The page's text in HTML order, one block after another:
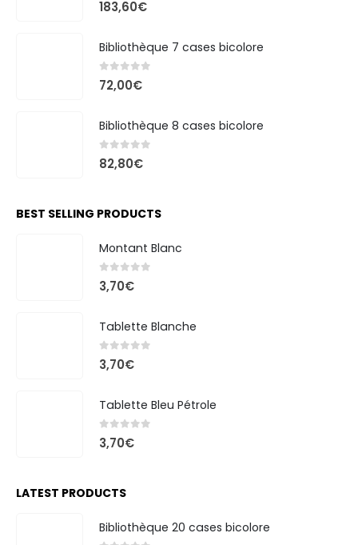
183,60€
Bibliothèque 7 cases bicolore
0out of 5
72,00€
Bibliothèque 8 cases bicolore
0out of 5
82,80€
BEST SELLING PRODUCTS
Montant Blanc
0 out of 5
3,70€
Tablette Blanche
0 out of 5
3,70€
Tablette Bleu Pétrole
0 out of 5
3,70€
LATEST PRODUCTS
Bibliothèque 20 cases bicolore